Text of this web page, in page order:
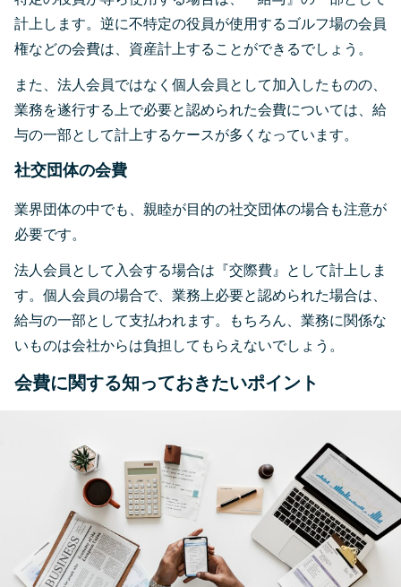
計上します。逆に不特定の役員が使用するゴルフ場の会員
権などの会費は、資産計上することができるでしょう。
また、法人会員ではなく個人会員として加入したものの、
業務を遂行する上で必要と認められた会費については、給
与の一部として計上するケースが多くなっています。
社交団体の会費
業界団体の中でも、親睦が目的の社交団体の場合も注意が
必要です。
法人会員として入会する場合は『交際費』として計上しま
す。個人会員の場合で、業務上必要と認められた場合は、
給与の一部として支払われます。もちろん、業務に関係な
いものは会社からは負担してもらえないでしょう。
会費に関する知っておきたいポイント